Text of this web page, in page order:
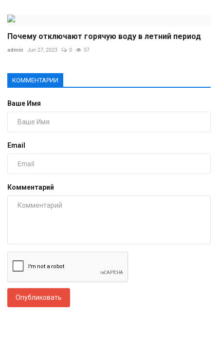
Почему отключают горячую воду в летний период
admin Jun 27, 2023 0 57
КОММЕНТАРИИ
Ваше Имя
Email
Комментарий
Опубликовать